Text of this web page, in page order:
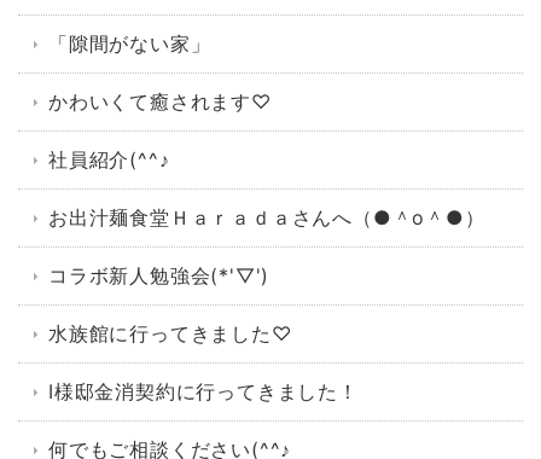
「隙間がない家」
かわいくて癒されます♡
社員紹介(^^♪
お出汁麺食堂Ｈａｒａｄａさんへ（●＾o＾●）
コラボ新人勉強会(*'▽')
水族館に行ってきました♡
I様邸金消契約に行ってきました！
何でもご相談ください(^^♪